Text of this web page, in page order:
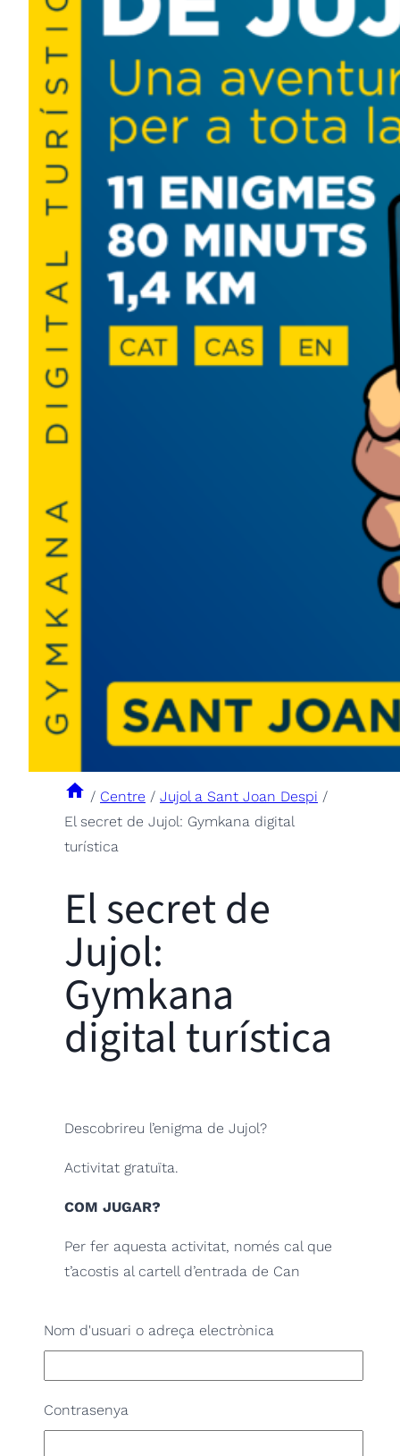
/ Centre / Jujol a Sant Joan Despi /
El secret de Jujol: Gymkana digital
turística
El secret de
Jujol:
Gymkana
digital turística
Descobrireu l’enigma de Jujol?
Activitat gratuïta.
COM JUGAR?
Per fer aquesta activitat, només cal que
t’acostis al cartell d’entrada de Can
mòbil, el QR «Gymkana digital turística:
El recorregut és exterior, no cal que
accedeixis al centre.
Nom d'usuari o adreça electrònica
Contrasenya